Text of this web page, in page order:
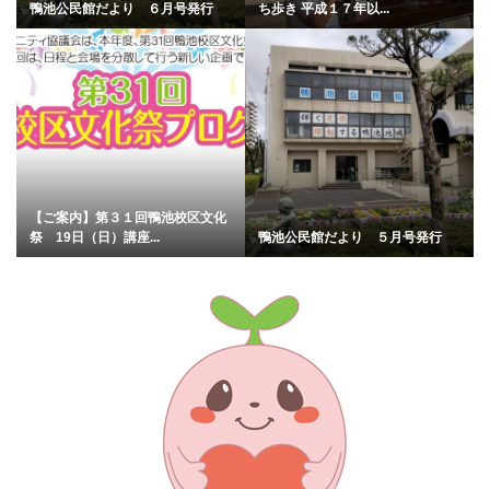
鴨池公民館だより ６月号発行
ち歩き 平成１７年以...
【ご案内】第３１回鴨池校区文化
祭 19日（日）講座...
鴨池公民館だより ５月号発行